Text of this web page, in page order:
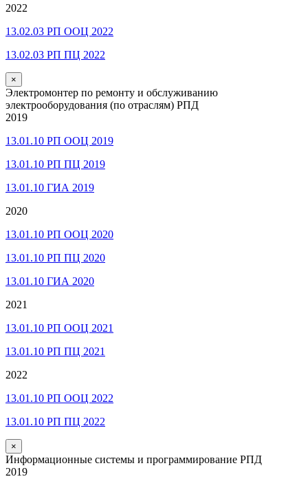
2022
13.02.03 РП ООЦ 2022
13.02.03 РП ПЦ 2022
×
Электромонтер по ремонту и обслуживанию
электрооборудования (по отраслям) РПД
2019
13.01.10 РП ООЦ 2019
13.01.10 РП ПЦ 2019
13.01.10 ГИА 2019
2020
13.01.10 РП ООЦ 2020
13.01.10 РП ПЦ 2020
13.01.10 ГИА 2020
2021
13.01.10 РП ООЦ 2021
13.01.10 РП ПЦ 2021
2022
13.01.10 РП ООЦ 2022
13.01.10 РП ПЦ 2022
×
Информационные системы и программирование РПД
2019